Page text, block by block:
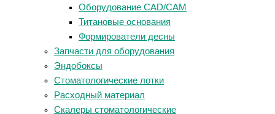
Оборудование CAD/CAM
Титановые основания
Формирователи десны
Запчасти для оборудования
Эндобоксы
Стоматологические лотки
Расходный материал
Скалеры стоматологические